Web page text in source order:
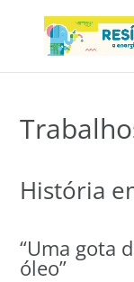
História
“Uma gota
óleo”